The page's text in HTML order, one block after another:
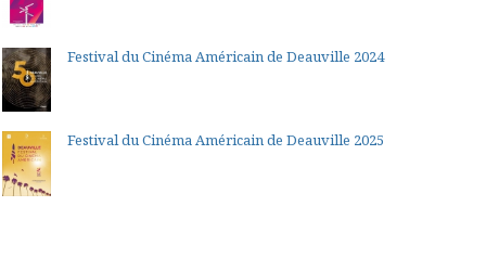
Festival du Cinéma Américain de Deauville 2024
Festival du Cinéma Américain de Deauville 2025